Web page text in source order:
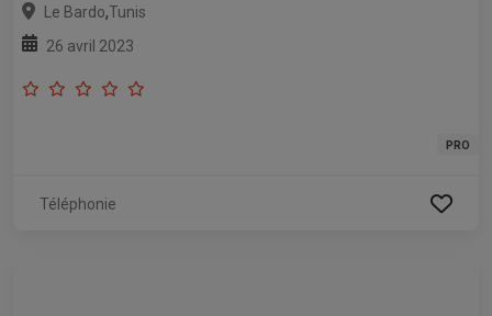
Le Bardo,Tunis
26 avril 2023
PRO
Téléphonie